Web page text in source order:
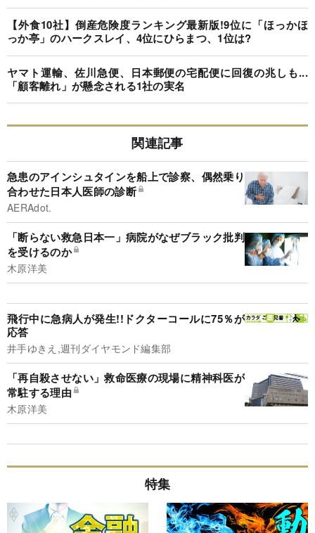
【外食10社】倒産危険度ランキング最新版!9位に「ほっかほ
っか亭」のハークスレイ、4位にひらまつ、1位は?
ヤマト運輸、佐川急便、日本郵便の宅配便に回復の兆しも...
「顧客離れ」が懸念される1社の実名
関連記事
急患のアインシュタインを船上で診察、偶然乗り
合わせた日本人医師の診断
AERAdot.
「断らない救急日本一」病院がなぜブラック批判
を受けるのか
木原洋美
飛行中に急病人が発生!!ドクターコールに75％が
応答
井手ゆきえ,週刊ダイヤモンド編集部
「再自殺させない」救命医療の現場に精神科医が
常駐する理由
木原洋美
特集